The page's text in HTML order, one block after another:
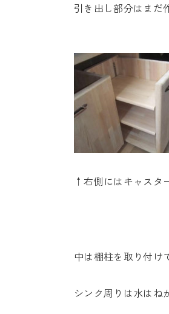
引き出し部分はまだ
↑右側にはキャスタ
中は棚柱を取り付け
シンク周りは水はね